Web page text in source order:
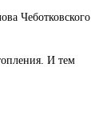
Чеботковского
И тем